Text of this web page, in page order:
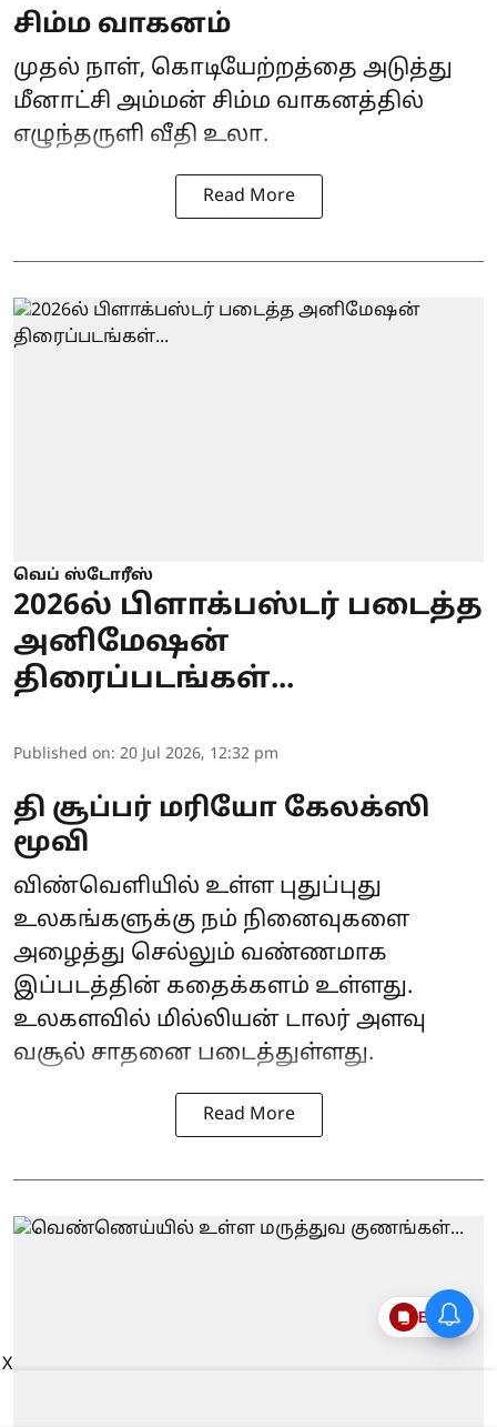
சிம்ம வாகனம்
முதல் நாள், கொடியேற்றத்தை அடுத்து
மீனாட்சி அம்மன் சிம்ம வாகனத்தில்
எழுந்தருளி வீதி உலா.
Read More
வெப் ஸ்டோரீஸ்
2026ல் பிளாக்பஸ்டர் படைத்த
அனிமேஷன்
திரைப்படங்கள்...
Published on: 20 Jul 2026, 12:32 pm
தி சூப்பர் மரியோ கேலக்ஸி
மூவி
விண்வெளியில் உள்ள புதுப்புது
உலகங்களுக்கு நம் நினைவுகளை
அழைத்து செல்லும் வண்ணமாக
இப்படத்தின் கதைக்களம் உள்ளது.
உலகளவில் மில்லியன் டாலர் அளவு
வசூல் சாதனை படைத்துள்ளது.
Read More
Epaper
X